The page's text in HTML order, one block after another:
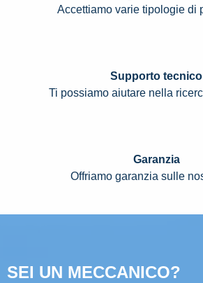
Accettiamo varie tipologie di
Supporto tecnico
Ti possiamo aiutare nella
Garanzia
Offriamo garanzia sulle
SEI UN MECCANICO?